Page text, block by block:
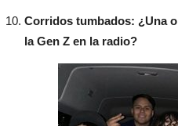
Corridos tumbados: ¿Una
la Gen Z en la radio?